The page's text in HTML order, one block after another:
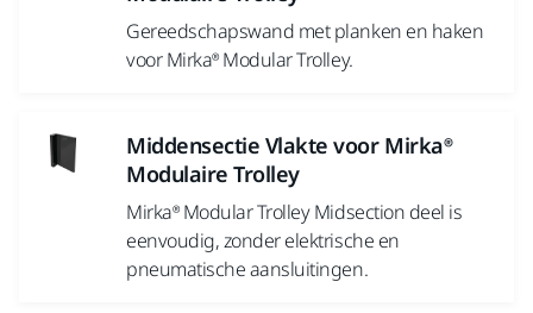
Gereedschapswand met planken en haken
voor Mirka® Modular Trolley.
Middensectie Vlakte voor Mirka®
Modulaire Trolley
Mirka® Modular Trolley Midsection deel is
eenvoudig, zonder elektrische en
pneumatische aansluitingen.